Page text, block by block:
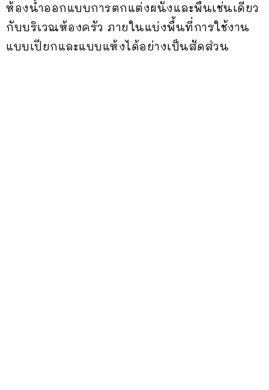
ห้องน้ำออกแบบการตกแต่งผนังและพื้นเช่นเดียว
กับบริเวณห้องครัว ภายในแบ่งพื้นที่การใช้งาน
แบบเปียกและแบบแห้งได้อย่างเป็นสัดส่วน